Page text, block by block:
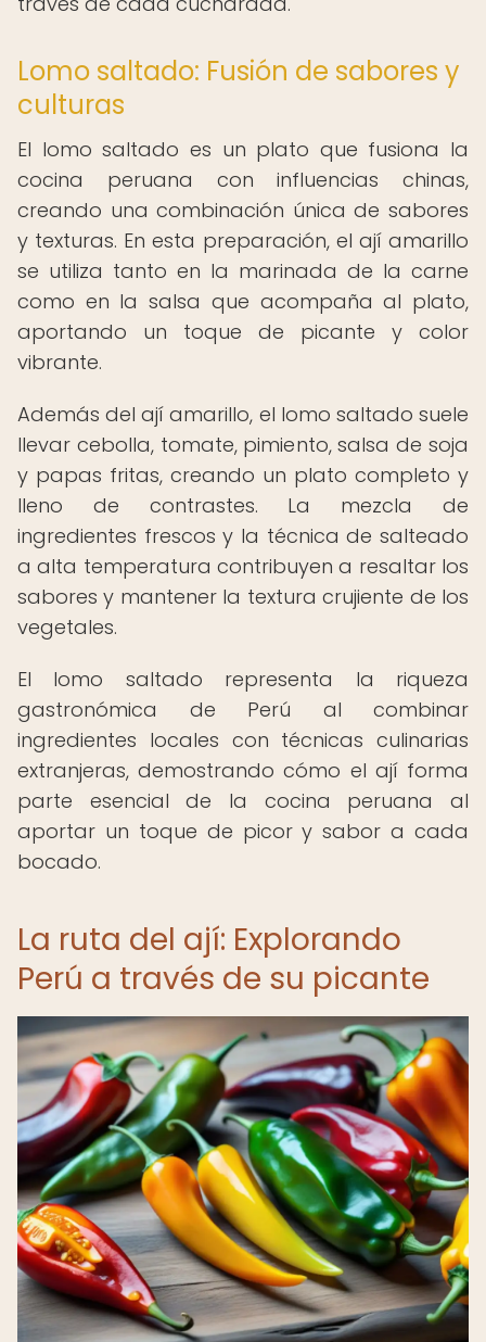
Lomo saltado: Fusión de sabores y
culturas
El lomo saltado es un plato que fusiona la
cocina peruana con influencias chinas,
creando una combinación única de sabores
y texturas. En esta preparación, el ají amarillo
se utiliza tanto en la marinada de la carne
como en la salsa que acompaña al plato,
aportando un toque de picante y color
vibrante.
Además del ají amarillo, el lomo saltado suele
llevar cebolla, tomate, pimiento, salsa de soja
y papas fritas, creando un plato completo y
lleno de contrastes. La mezcla de
ingredientes frescos y la técnica de salteado
a alta temperatura contribuyen a resaltar los
sabores y mantener la textura crujiente de los
vegetales.
El lomo saltado representa la riqueza
gastronómica de Perú al combinar
ingredientes locales con técnicas culinarias
extranjeras, demostrando cómo el ají forma
parte esencial de la cocina peruana al
aportar un toque de picor y sabor a cada
bocado.
La ruta del ají: Explorando
Perú a través de su picante